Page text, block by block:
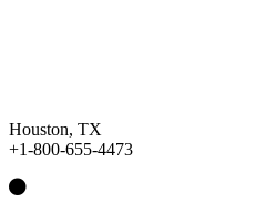
Houston, TX
+1-800-655-4473